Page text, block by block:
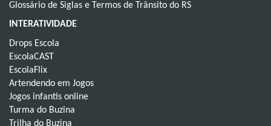
Glossário de Siglas e Termos de Trânsito do RS
INTERATIVIDADE
Drops Escola
EscolaCAST
EscolaFlix
Artendendo em Jogos
Jogos infantis online
Turma do Buzina
Trilha do Buzina